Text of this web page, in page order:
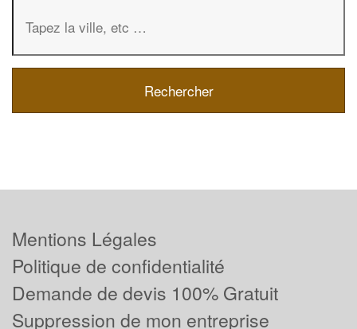
Mentions Légales
Politique de confidentialité
Demande de devis 100% Gratuit
Suppression de mon entreprise